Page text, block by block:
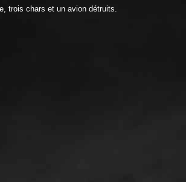
trois chars et un avion détruits.